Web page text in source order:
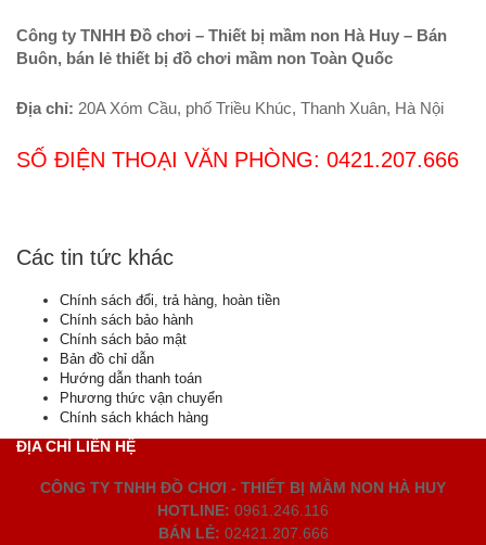
Công ty TNHH Đồ chơi – Thiết bị mầm non Hà Huy – Bán
Buôn, bán lẻ thiết bị đồ chơi mầm non Toàn Quốc
Địa chỉ: 20A Xóm Cầu, phố Triều Khúc, Thanh Xuân, Hà Nội
SỐ ĐIỆN THOẠI VĂN PHÒNG: 0421.207.666
Các tin tức khác
Chính sách đổi, trả hàng, hoàn tiền
Chính sách bảo hành
Chính sách bảo mật
Bản đồ chỉ dẫn
Hướng dẫn thanh toán
Phương thức vận chuyển
Chính sách khách hàng
ĐỊA CHỈ LIÊN HỆ
CÔNG TY TNHH ĐỒ CHƠI - THIẾT BỊ MẦM NON HÀ HUY
HOTLINE: 0961.246.116
BÁN LẺ: 02421.207.666